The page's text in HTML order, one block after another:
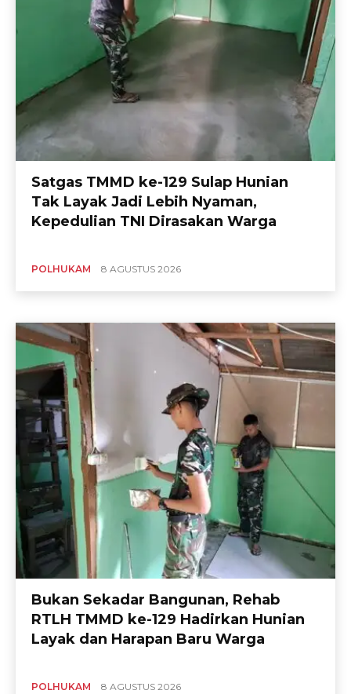
Satgas TMMD ke-129 Sulap Hunian
Tak Layak Jadi Lebih Nyaman,
Kepedulian TNI Dirasakan Warga
POLHUKAM 8 AGUSTUS 2026
Bukan Sekadar Bangunan, Rehab
RTLH TMMD ke-129 Hadirkan Hunian
Layak dan Harapan Baru Warga
POLHUKAM 8 AGUSTUS 2026